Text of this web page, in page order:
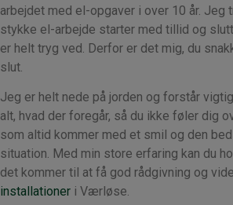
arbejdet med el-opgaver i over 10 år. Jeg
stykke el-arbejde starter med tillid og
er helt tryg ved. Derfor er det mig, du
slut.
Jeg er helt nede på jorden og forstår
alt, hvad der foregår, så du ikke føler dig
som altid kommer med et smil og den
situation. Med min store erfaring kan du
det kommer til at få god rådgivning og
installationer i Værløse.